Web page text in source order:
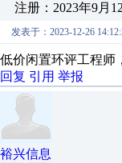
注册：2023年9月
发表于：2023-12-26
低价闲置环评工程师
回复 引用 举报
裕兴信息